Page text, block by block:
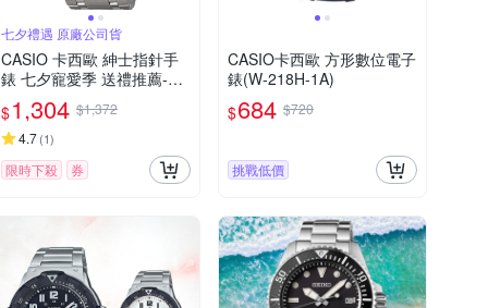
七夕禮遇 原廠公司貨
CASIO 卡西歐 紳士指針手
錶 七夕寵愛季 送禮推薦-藍x
銀 MTP-1314D-2A
$1,304 $1,372
4.7(1)
限時下殺 券
CASIO卡西歐 方形數位電子
錶(W-218H-1A)
$684 $720
挑戰低價